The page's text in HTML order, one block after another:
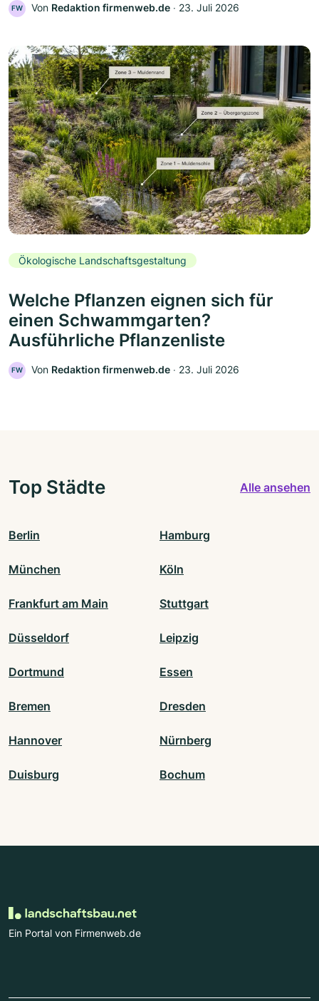
FW Von Redaktion firmenweb.de ‧ 23. Juli 2026
Ökologische Landschaftsgestaltung
Welche Pflanzen eignen sich für
einen Schwammgarten?
Ausführliche Pflanzenliste
FW Von Redaktion firmenweb.de ‧ 23. Juli 2026
Top Städte Alle ansehen
Berlin Hamburg
München Köln
Frankfurt am Main Stuttgart
Düsseldorf Leipzig
Dortmund Essen
Bremen Dresden
Hannover Nürnberg
Duisburg Bochum
Ein Portal von Firmenweb.de